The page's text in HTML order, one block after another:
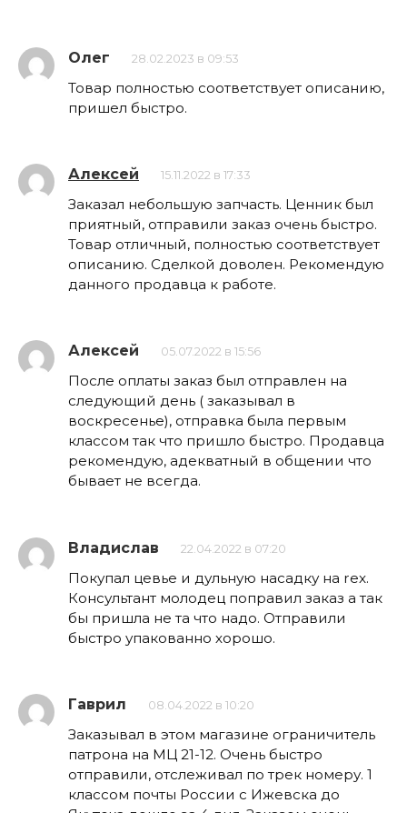
Олег 28.02.2023 в 09:53
Товар полностью соответствует описанию,
пришел быстро.
Алексей 15.11.2022 в 17:33
Заказал небольшую запчасть. Ценник был
приятный, отправили заказ очень быстро.
Товар отличный, полностью соответствует
описанию. Сделкой доволен. Рекомендую
данного продавца к работе.
Алексей 05.07.2022 в 15:56
После оплаты заказ был отправлен на
следующий день ( заказывал в
воскресенье), отправка была первым
классом так что пришло быстро. Продавца
рекомендую, адекватный в общении что
бывает не всегда.
Владислав 22.04.2022 в 07:20
Покупал цевье и дульную насадку на rex.
Консультант молодец поправил заказ а так
бы пришла не та что надо. Отправили
быстро упакованно хорошо.
Гаврил 08.04.2022 в 10:20
Заказывал в этом магазине ограничитель
патрона на МЦ 21-12. Очень быстро
отправили, отслеживал по трек номеру. 1
классом почты России с Ижевска до